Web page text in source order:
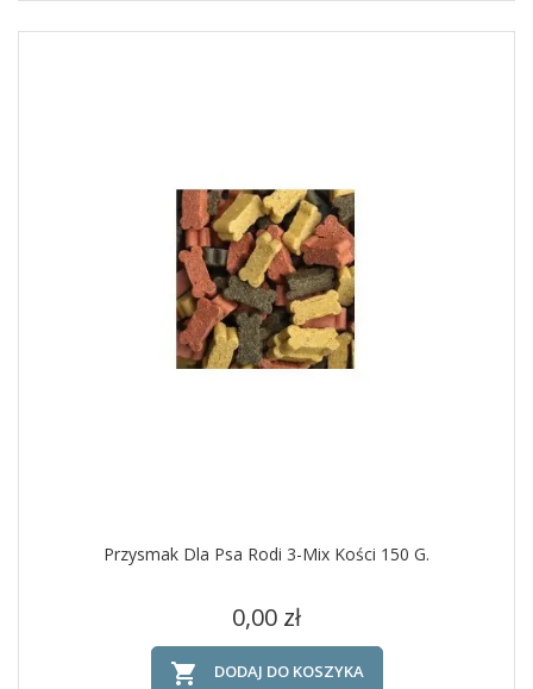
Przysmak Dla Psa Rodi 3-Mix Kości 150 G.
Cena
0,00 zł
 DODAJ DO KOSZYKA